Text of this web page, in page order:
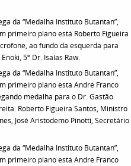
da “Medalha Instituto Butantan”,
primeiro plano está Roberto Figueira
ao fundo da esquerda para
5º Dr. Isaías Raw.
da “Medalha Instituto Butantan”,
primeiro plano está André Franco
medalha para o Dr. Gastão
Roberto Figueira Santos, Ministro
José Aristodemo Pinotti, Secretário
da “Medalha Instituto Butantan”,
primeiro plano está André Franco